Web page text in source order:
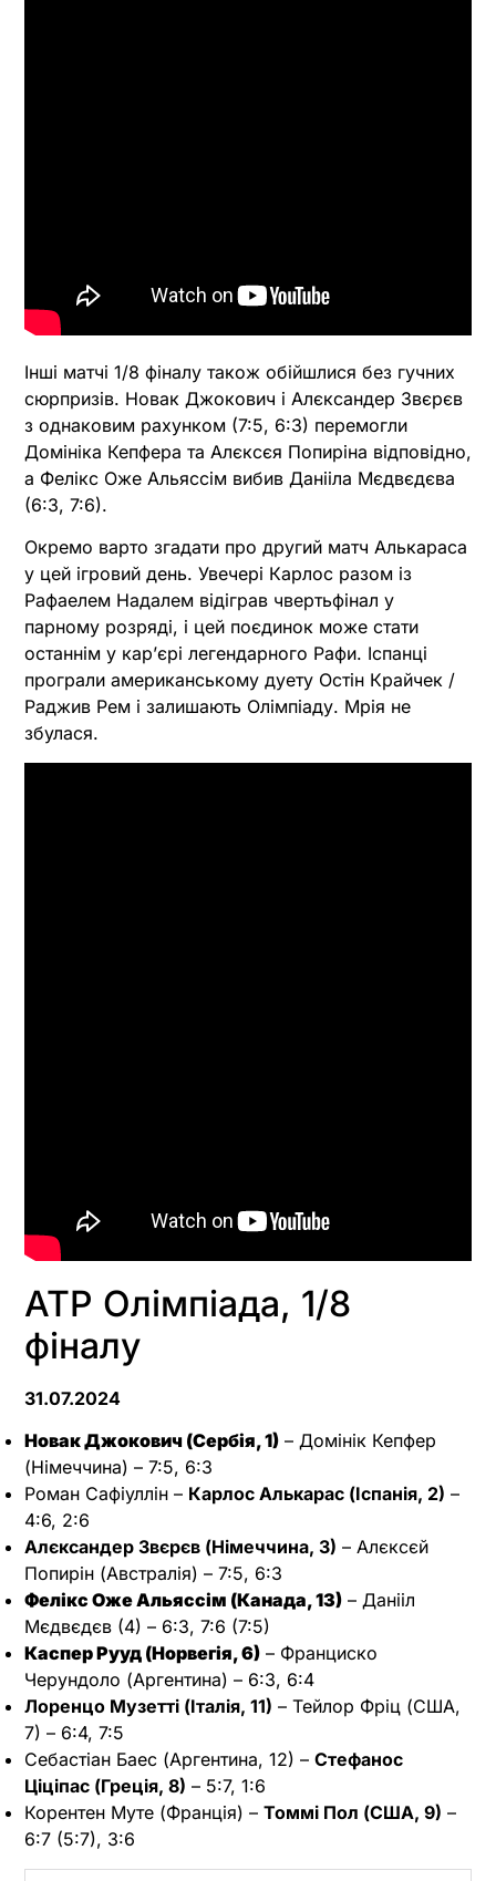
Інші матчі 1/8 фіналу також обійшлися без гучних
сюрпризів. Новак Джокович і Алєксандер Звєрєв
з однаковим рахунком (7:5, 6:3) перемогли
Домініка Кепфера та Алєксєя Попиріна відповідно,
а Фелікс Оже Альяссім вибив Данііла Мєдвєдєва
(6:3, 7:6).
Окремо варто згадати про другий матч Алькараса
у цей ігровий день. Увечері Карлос разом із
Рафаелем Надалем відіграв чвертьфінал у
парному розряді, і цей поєдинок може стати
останнім у карʼєрі легендарного Рафи. Іспанці
програли американському дуету Остін Крайчек /
Раджив Рем і залишають Олімпіаду. Мрія не
збулася.
ATP Олімпіада, 1/8
фіналу
31.07.2024
Новак Джокович (Сербія, 1) – Домінік Кепфер
(Німеччина) – 7:5, 6:3
Роман Сафіуллін – Карлос Алькарас (Іспанія, 2) –
4:6, 2:6
Алєксандер Звєрєв (Німеччина, 3) – Алєксєй
Попирін (Австралія) – 7:5, 6:3
Фелікс Оже Альяссім (Канада, 13) – Данііл
Мєдвєдєв (4) – 6:3, 7:6 (7:5)
Каспер Рууд (Норвегія, 6) – Франциско
Черундоло (Аргентина) – 6:3, 6:4
Лоренцо Музетті (Італія, 11) – Тейлор Фріц (США,
7) – 6:4, 7:5
Себастіан Баес (Аргентина, 12) – Стефанос
Ціціпас (Греція, 8) – 5:7, 1:6
Корентен Муте (Франція) – Томмі Пол (США, 9) –
6:7 (5:7), 3:6